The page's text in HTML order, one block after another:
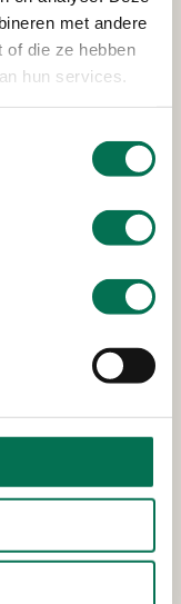
met andere
of die ze hebben
hun services.